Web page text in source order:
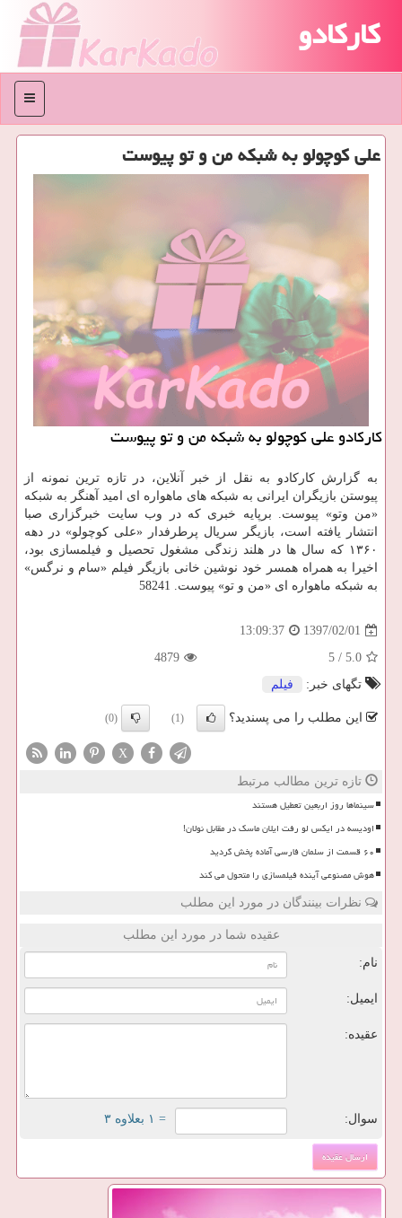
کارکادو
منو
علی كوچولو به شبكه من و تو پیوست
كاركادو علی كوچولو به شبكه من و تو پیوست
به گزارش كاركادو به نقل از خبر آنلاین، در تازه ترین نمونه از
پیوستن بازیگران ایرانی به شبكه های ماهواره ای امید آهنگر به شبكه
«من وتو» پیوست. برپایه خبری كه در وب سایت خبرگزاری صبا
انتشار یافته است، بازیگر سریال پرطرفدار «علی كوچولو» در دهه
۱۳۶۰ كه سال ها در هلند زندگی مشغول تحصیل و فیلمسازی بود،
اخیرا به همراه همسر خود نوشین خانی بازیگر فیلم «سام و نرگس»
به شبكه ماهواره ای «من و تو» پیوست. 58241
1397/02/01
13:09:37
5.0
/
5
4879
تگهای خبر:
فیلم
این مطلب را می پسندید؟ (1)
(0)
X
تازه ترین مطالب مرتبط
سینماها روز اربعین تعطیل هستند
اودیسه در ایکس لو رفت ایلان ماسک در مقابل نولان!
۶۰ قسمت از سلمان فارسی آماده پخش گردید
هوش مصنوعی آینده فیلمسازی را متحول می کند
نظرات بینندگان در مورد این مطلب
عقیده شما در مورد این مطلب
نام:
ایمیل:
عقیده:
سوال: = ۱ بعلاوه ۳